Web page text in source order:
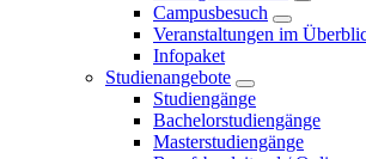
Campusbesuch
Veranstaltungen im
Infopaket
Studienangebote
Studiengänge
Bachelorstudiengänge
Masterstudiengänge